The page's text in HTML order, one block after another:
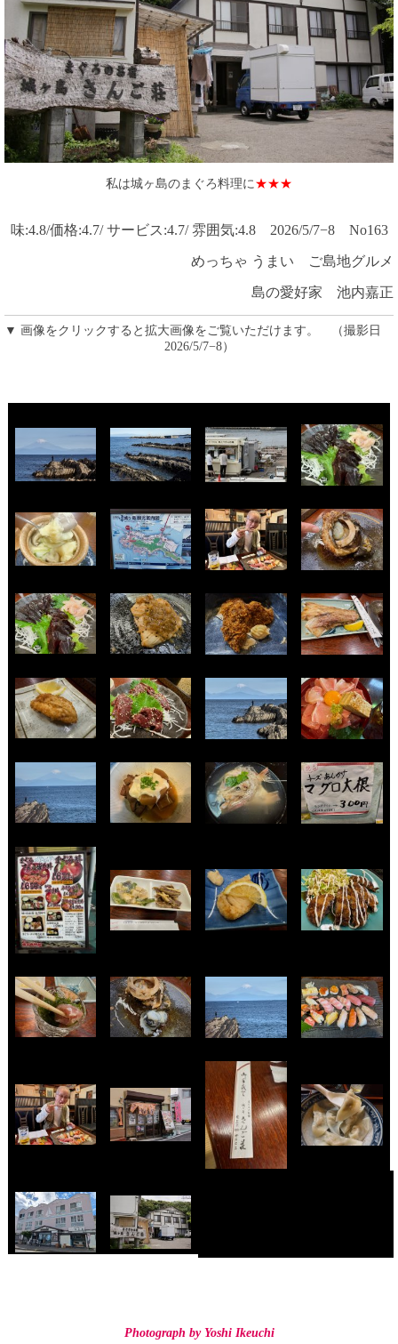
私は城ヶ島のまぐろ料理に★★★
味:4.8/価格:4.7/ サービス:4.7/ 雰囲気:4.8 2026/5/7−8 No163
めっちゃ うまい ご島地グルメ
島の愛好家 池内嘉正
▼ 画像をクリックすると拡大画像をご覧いただけます。 （撮影日
2026/5/7−8）
Photograph by Yoshi Ikeuchi